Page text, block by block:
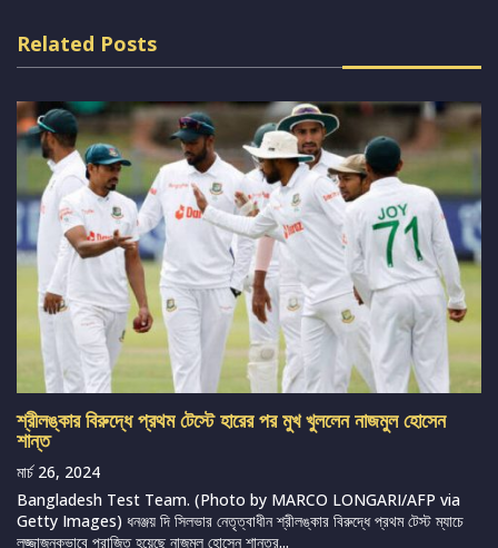
Related Posts
শ্রীলঙ্কার বিরুদ্ধে প্রথম টেস্টে হারের পর মুখ খুললেন নাজমুল হোসেন
শান্ত
মার্চ 26, 2024
Bangladesh Test Team. (Photo by MARCO LONGARI/AFP via
Getty Images) ধনঞ্জয় দি সিলভার নেতৃত্বাধীন শ্রীলঙ্কার বিরুদ্ধে প্রথম টেস্ট ম্যাচে
লজ্জাজনকভাবে পরাজিত হয়েছে নাজমুল হোসেন শান্তর...